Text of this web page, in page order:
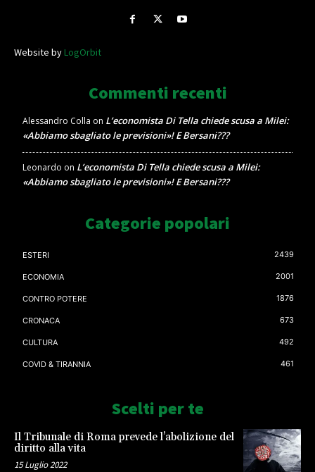
Website byLogOrbit
Commenti recenti
Alessandro Colla on L’economista Di Tella chiede scusa a Milei:
«Abbiamo sbagliato le previsioni»! E Bersani???
Leonardo on L’economista Di Tella chiede scusa a Milei:
«Abbiamo sbagliato le previsioni»! E Bersani???
Categorie popolari
ESTERI 2439
ECONOMIA 2001
CONTRO POTERE 1876
CRONACA 673
CULTURA 492
COVID & TIRANNIA 461
Scelti per te
Il Tribunale di Roma prevede l’abolizione del
diritto alla vita
15 Luglio 2022